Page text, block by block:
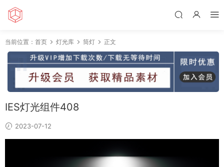
当前位置： 首页 灯光库 筒灯 正文
IES灯光组件408
2023-07-12